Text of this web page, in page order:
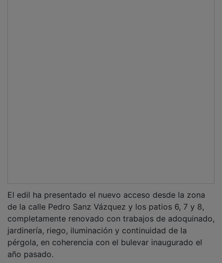
de la calle Pedro Sanz Vázquez y los patios 6, 7 y 8,
completamente renovado con trabajos de adoquinado,
jardinería, riego, iluminación y continuidad de la
pérgola, en coherencia con el bulevar inaugurado el
año pasado.